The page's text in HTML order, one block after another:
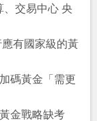
交易中心 央
有國家級的黃
碼黃金「需更
金戰略缺考